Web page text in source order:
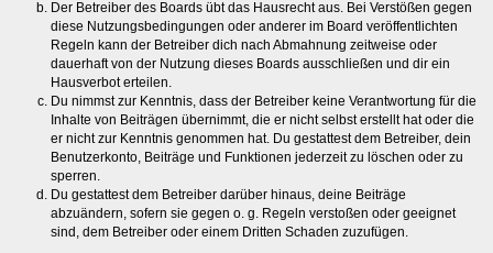
Der Betreiber des Boards übt das Hausrecht aus. Bei Verstößen gegen
diese Nutzungsbedingungen oder anderer im Board veröffentlichten
Regeln kann der Betreiber dich nach Abmahnung zeitweise oder
dauerhaft von der Nutzung dieses Boards ausschließen und dir ein
Hausverbot erteilen.
Du nimmst zur Kenntnis, dass der Betreiber keine Verantwortung für die
Inhalte von Beiträgen übernimmt, die er nicht selbst erstellt hat oder die
er nicht zur Kenntnis genommen hat. Du gestattest dem Betreiber, dein
Benutzerkonto, Beiträge und Funktionen jederzeit zu löschen oder zu
sperren.
Du gestattest dem Betreiber darüber hinaus, deine Beiträge
abzuändern, sofern sie gegen o. g. Regeln verstoßen oder geeignet
sind, dem Betreiber oder einem Dritten Schaden zuzufügen.